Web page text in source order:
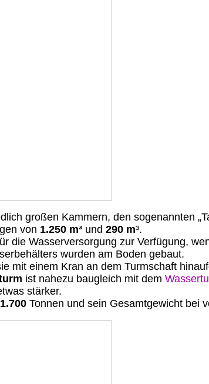
großen Kammern, den sogenannten
von 1.250 m³ und 290 m³.
die Wasserversorgung zur Verfügung,
wurden am Boden gebaut.
mit einem Kran an dem Turmschaft
ist nahezu baugleich mit dem
stärker.
1.700 Tonnen und sein Gesamtgewicht bei